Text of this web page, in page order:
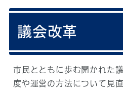
議会改革
市民とともに歩む開かれた
度や運営の方法について見